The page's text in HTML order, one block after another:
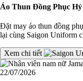
Áo Thun Đồng Phục
Đặt may áo thun đồng
lại cùng Saigon Uniform
Xem chi tiết
22/07/2026